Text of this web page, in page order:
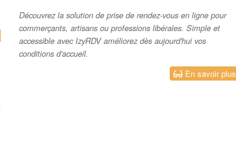
Découvrez la solution de prise de rendez-vous en ligne pour
commerçants, artisans ou professions libérales. Simple et
accessible avec IzyRDV améliorez dès aujourd'hui vos
conditions d'accueil.
En savoir plus